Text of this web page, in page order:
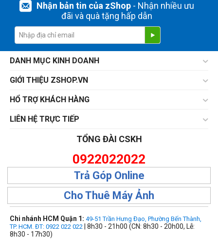
Nhận bản tin của zShop- Nhận nhiều ưu
đãi và quà tặng hấp dẫn
DANH MỤC KINH DOANH
GIỚI THIỆU ZSHOP.VN
HỔ TRỢ KHÁCH HÀNG
LIÊN HỆ TRỰC TIẾP
TỔNG ĐÀI CSKH
0922022022
Trả Góp Online
Cho Thuê Máy Ảnh
Chi nhánh HCM Quận 1: 49-51 Trần Hưng Đạo, Phường Bến Thành,
TP. HCM. ĐT: 0922 022 022 | 8h30 - 21h00 (CN: 8h30 - 20h00, Lễ:
8h30 - 17h30)